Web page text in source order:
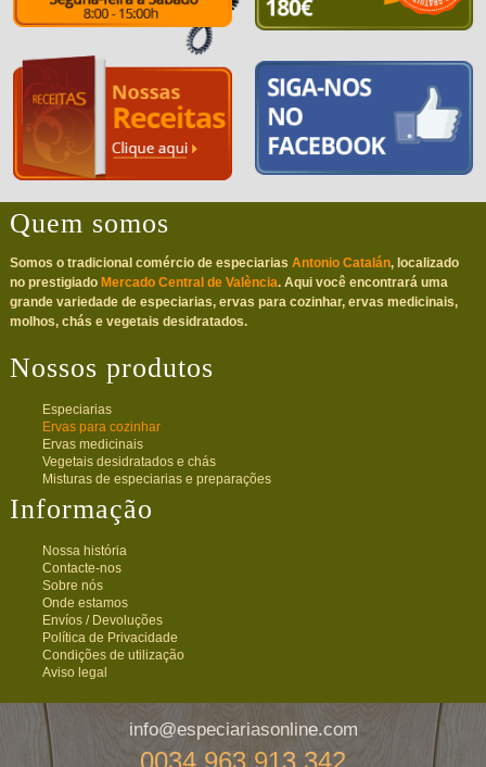
Quem somos
Somos o tradicional comércio de especiarias Antonio Catalán, localizado
no prestigiado Mercado Central de València. Aqui você encontrará uma
grande variedade de especiarias, ervas para cozinhar, ervas medicinais,
molhos, chás e vegetais desidratados.
Nossos produtos
Especiarias
Ervas para cozinhar
Ervas medicinais
Vegetais desidratados e chás
Misturas de especiarias e preparações
Informação
Nossa história
Contacte-nos
Sobre nós
Onde estamos
Envíos / Devoluções
Política de Privacidade
Condições de utilização
Aviso legal
info@especiariasonline.com
0034 963 913 342